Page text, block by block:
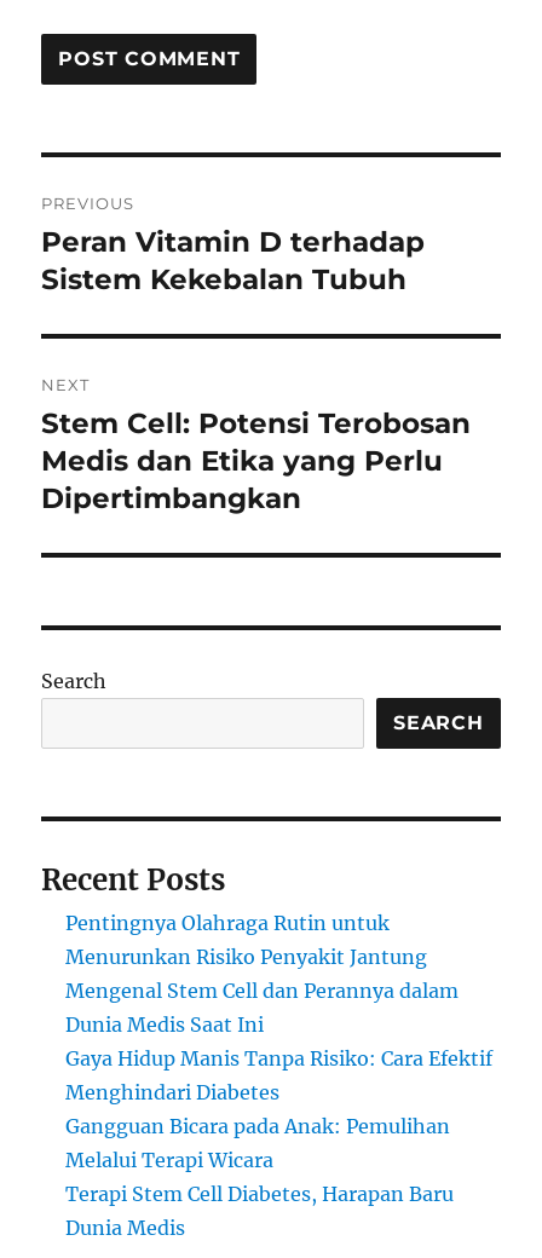
navigation
PREVIOUS
Previous
post:
Peran Vitamin D terhadap
Sistem Kekebalan Tubuh
NEXT
Next
post:
Stem Cell: Potensi Terobosan
Medis dan Etika yang Perlu
Dipertimbangkan
Search
SEARCH
Recent Posts
Pentingnya Olahraga Rutin untuk
Menurunkan Risiko Penyakit Jantung
Mengenal Stem Cell dan Perannya dalam
Dunia Medis Saat Ini
Gaya Hidup Manis Tanpa Risiko: Cara Efektif
Menghindari Diabetes
Gangguan Bicara pada Anak: Pemulihan
Melalui Terapi Wicara
Terapi Stem Cell Diabetes, Harapan Baru
Dunia Medis